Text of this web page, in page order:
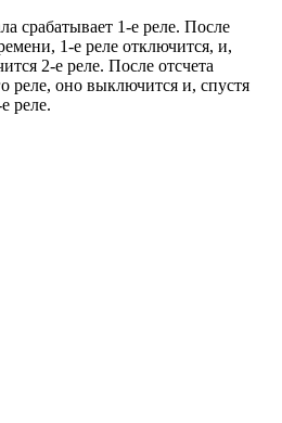
срабатывает 1-е реле. После
1-е реле отключится, и,
2-е реле. После отсчета
реле, оно выключится и, спустя
реле.